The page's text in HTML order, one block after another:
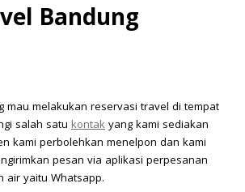
Bandung
mau melakukan reservasi travel di tempat
salah satu kontakyang kami sediakan
kami perbolehkan menelpon dan kami
pesan via aplikasi perpesanan
air yaitu Whatsapp.